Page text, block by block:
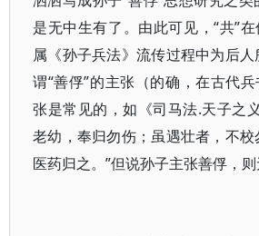
是无中生有了。由此可见，“共”
属《孙子兵法》流传过程中为后
谓“善俘”的主张（的确，在古代
张是常见的，如《司马法.天子之
老幼，奉归勿伤；虽遇壮者，不校
医药归之。”但说孙子主张善俘，则